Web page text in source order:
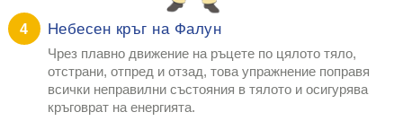
4 Небесен кръг на Фалун
Чрез плавно движение на ръцете по цялото тяло,
отстрани, отпред и отзад, това упражнение поправя
всички неправилни състояния в тялото и осигурява
кръговрат на енергията.